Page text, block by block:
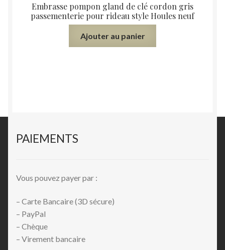
Embrasse pompon gland de clé cordon gris
passementerie pour rideau style Houles neuf
Ajouter au panier
PAIEMENTS
Vous pouvez payer par :
– Carte Bancaire (3D sécure)
– PayPal
– Chèque
– Virement bancaire